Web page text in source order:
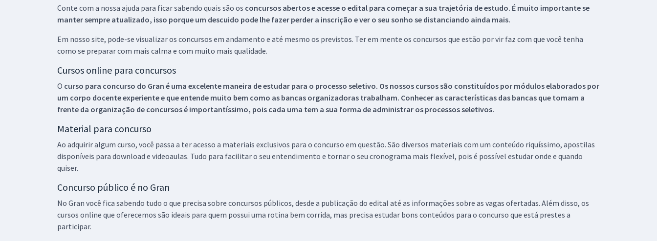
Conte com a nossa ajuda para ficar sabendo quais são os concursos abertos e acesse o edital para começar a sua trajetória de estudo. É muito importante se
manter sempre atualizado, isso porque um descuido pode lhe fazer perder a inscrição e ver o seu sonho se distanciando ainda mais.
Em nosso site, pode-se visualizar os concursos em andamento e até mesmo os previstos. Ter em mente os concursos que estão por vir faz com que você tenha
como se preparar com mais calma e com muito mais qualidade.
Cursos online para concursos
O curso para concurso do Gran é uma excelente maneira de estudar para o processo seletivo. Os nossos cursos são constituídos por módulos elaborados por
um corpo docente experiente e que entende muito bem como as bancas organizadoras trabalham. Conhecer as características das bancas que tomam a
frente da organização de concursos é importantíssimo, pois cada uma tem a sua forma de administrar os processos seletivos.
Material para concurso
Ao adquirir algum curso, você passa a ter acesso a materiais exclusivos para o concurso em questão. São diversos materiais com um conteúdo riquíssimo, apostilas
disponíveis para download e videoaulas. Tudo para facilitar o seu entendimento e tornar o seu cronograma mais flexível, pois é possível estudar onde e quando
quiser.
Concurso público é no Gran
No Gran você fica sabendo tudo o que precisa sobre concursos públicos, desde a publicação do edital até as informações sobre as vagas ofertadas. Além disso, os
cursos online que oferecemos são ideais para quem possui uma rotina bem corrida, mas precisa estudar bons conteúdos para o concurso que está prestes a
participar.